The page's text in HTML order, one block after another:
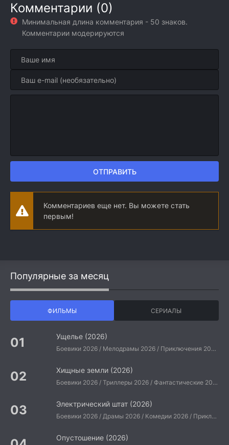
Комментарии (0)
Минимальная длина комментария - 50 знаков.
Комментарии модерируются
ОТПРАВИТЬ
Комментариев еще нет. Вы можете стать
первым!
Популярные за месяц
ФИЛЬМЫ СЕРИАЛЫ
Ущелье (2026)
Боевики 2026 / Мелодрамы 2026 / Приключения 2026 / Ужасы 2026 / Фантастические 2026 / Зарубежные фильмы 2026 / Американские фильмы / Фильмы 2026
Хищные земли (2026)
Боевики 2026 / Триллеры 2026 / Фантастические 2026 / Зарубежные фильмы 2026 / Американские фильмы / Фильмы 2026
Электрический штат (2026)
Боевики 2026 / Драмы 2026 / Комедии 2026 / Приключения 2026 / Фантастические 2026 / Зарубежные фильмы 2026 / Американские фильмы / Фильмы 2026
Опустошение (2026)